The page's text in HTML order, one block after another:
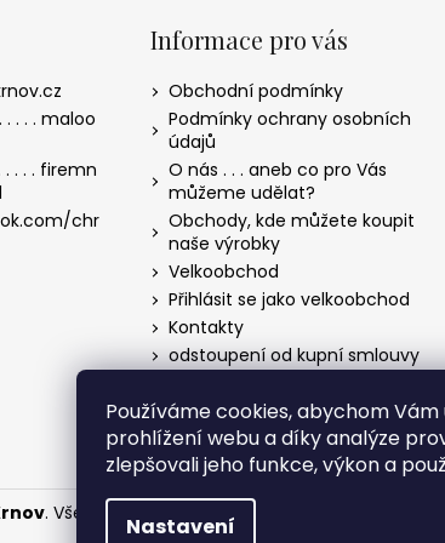
Používáme cookies, abychom
prohlížení webu a díky analýze
zlepšovali jeho funkce, výkon a
Nastavení
. . . maloo
. . . . firemn
chr
Informace pro vás
Obchodní podmínky
Podmínky ochrany osobních
údajů
O nás . . . aneb co pro Vás
můžeme udělat?
Obchody, kde můžete koupit
naše výrobky
Velkoobchod
Přihlásit se jako velkoobchod
Kontakty
odstoupení od kupní smlouvy
Dárkové balíčky pro firmy a
organizace
. Všechna práva vyhrazena.